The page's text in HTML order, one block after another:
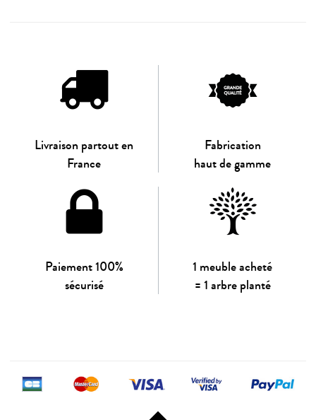
Livraison partout en
France
Fabrication
haut de gamme
Paiement 100%
sécurisé
1 meuble acheté
= 1 arbre planté